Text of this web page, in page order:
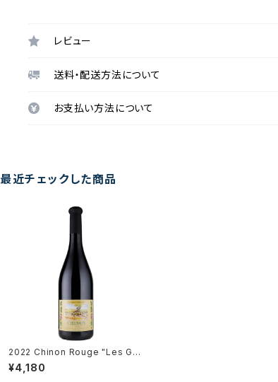
レビュー
送料・配送方法について
お支払い方法について
最近チェックした商品
2022 Chinon Rouge "Les Gra
vières" / Couly Dutheil
¥4,180